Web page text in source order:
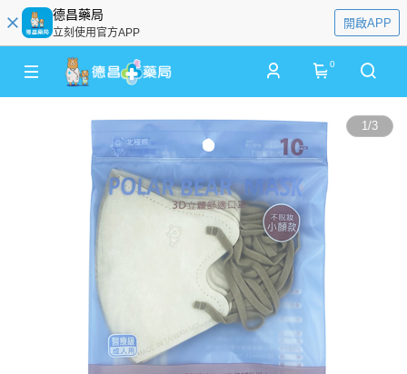
德昌藥局
立刻使用官方APP
開啟APP
0
1/3